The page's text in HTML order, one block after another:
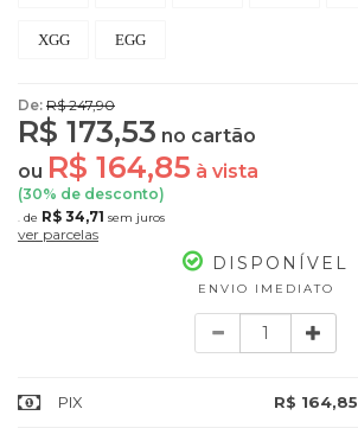
XGG EGG
De: R$ 247,90
R$ 173,53 no cartão
ou R$ 164,85 à vista
(30% de desconto)
de R$ 34,71 sem juros
ver parcelas
DISPONÍVEL
ENVIO IMEDIATO
PIX R$ 164,85